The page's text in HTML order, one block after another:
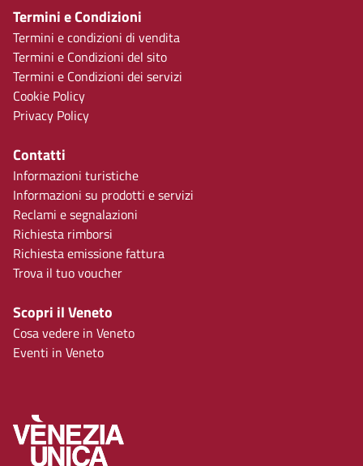
Termini e Condizioni
Termini e condizioni di vendita
Termini e Condizioni del sito
Termini e Condizioni dei servizi
Cookie Policy
Privacy Policy
Contatti
Informazioni turistiche
Informazioni su prodotti e servizi
Reclami e segnalazioni
Richiesta rimborsi
Richiesta emissione fattura
Trova il tuo voucher
Scopri il Veneto
Cosa vedere in Veneto
Eventi in Veneto